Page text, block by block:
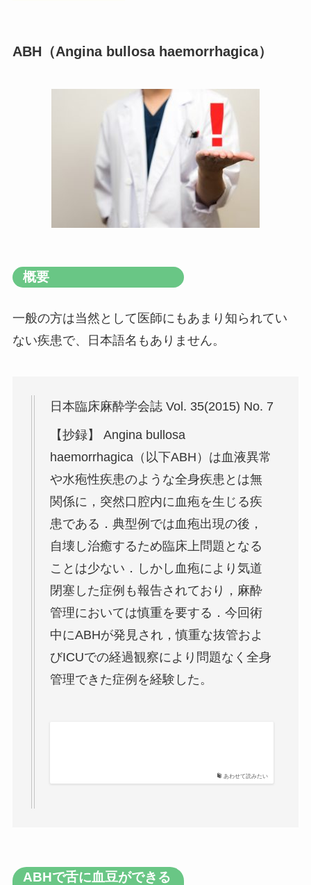
ABH（Angina bullosa haemorrhagica）
概要
一般の方は当然として医師にもあまり知られてい
ない疾患で、日本語名もありません。
日本臨床麻酔学会誌 Vol. 35(2015) No. 7
【抄録】 Angina bullosa
haemorrhagica（以下ABH）は血液異常
や水疱性疾患のような全身疾患とは無
関係に，突然口腔内に血疱を生じる疾
患である．典型例では血疱出現の後，
自壊し治癒するため臨床上問題となる
ことは少ない．しかし血疱により気道
閉塞した症例も報告されており，麻酔
管理においては慎重を要する．今回術
中にABHが発見され，慎重な抜管およ
びICUでの経過観察により問題なく全身
管理できた症例を経験した。
あわせて読みたい
ABHで舌に血豆ができる